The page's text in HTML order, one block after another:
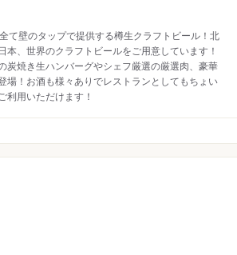
て壁のタップで提供する樽生クラフトビール！北
本、世界のクラフトビールをご用意しています！
炭焼き生ハンバーグやシェフ厳選の厳選肉、豪華
場！お酒も様々ありでレストランとしてもちょい
利用いただけます！